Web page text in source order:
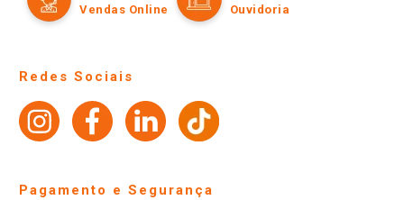
Amigo Giassi
Perguntas frequentes
Identidade Visual
Políticas de entrega
Vendas Online
Ouvidoria
Redes Sociais
Pagamento e Segurança